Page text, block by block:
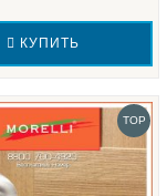
КУПИТЬ
TOP